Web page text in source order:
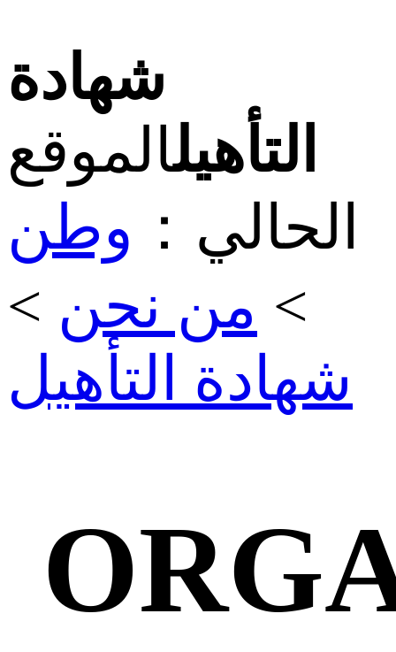
شهادة
التأهيلالموقع
الحالي： وطن
> من نحن >
شهادة التأهيل